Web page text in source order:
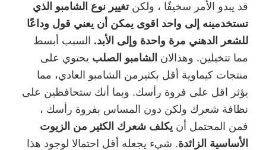
قد يبدو الأمر سخيفًا ، ولكنتغيير نوع الشامبو الذي
تستخدمينه إلى واحد اقوى يمكن أن يعني قول وداعًا
للشعر الدهني مرة واحدة وإلى الأبد. السبب أبسط
مما تتخيلين. وهذالان الشامبو الصلب يحتوي على
منتجات كيماوية أقل بكثيرمن الشامبو العادي، مما
يؤثر اقل على فروة رأسك. وبما أنك ستحافظين على
نظافة شعرك ولكن دون المساس بفروة رأسك ،
فمن المحتمل أن يكلف شعرك الكثير من الزيوت
الأساسية الزائدة. شيء يجعله أقل احتمالا لوجود هذا